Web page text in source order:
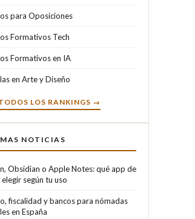
para Oposiciones
Formativos Tech
Formativos en IA
en Arte y Diseño
LOS RANKINGS →
NOTICIAS
Obsidian o Apple Notes: qué app de
según tu uso
fiscalidad y bancos para nómadas
en España